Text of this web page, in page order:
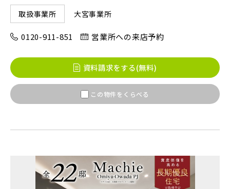
市川市(5) 船橋市(8)
八千代市(1)
鎌ケ谷市(2)
浦安市(0)
千葉市(2)
千葉・常磐エリア(16)
東京都(7)
取扱事業所 大宮事業所
0120-911-851 営業所への来店予約
資料請求をする(無料)
この物件をくらべる